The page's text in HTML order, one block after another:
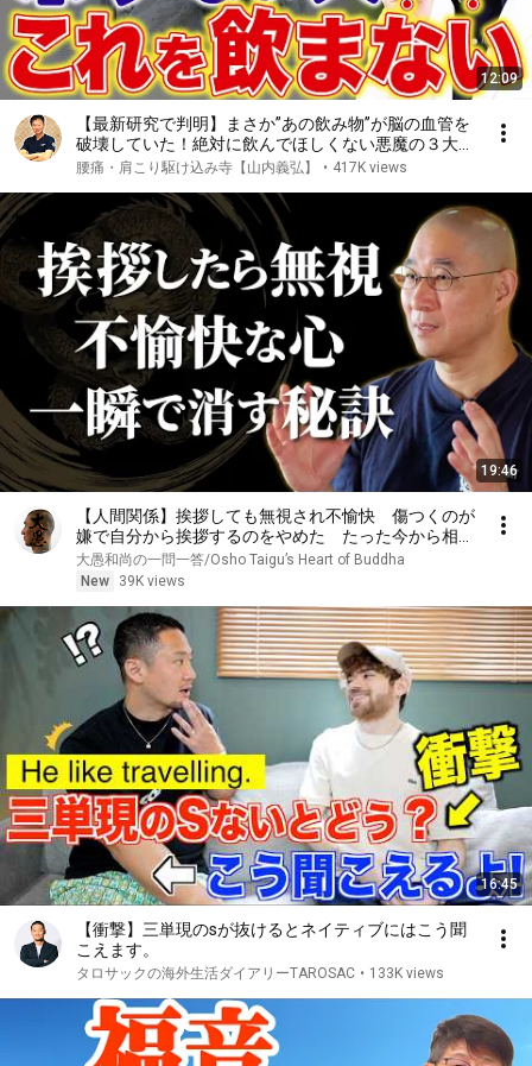
12:09
【最新研究で判明】まさか”あの飲み物”が脳の血管を
破壊していた！絶対に飲んでほしくない悪魔の３大ド
リンクと、脳の老化を予防して認知症リスクを下げる
腰痛・肩こり駆け込み寺【山内義弘】 • 417K views
19:46
【人間関係】挨拶しても無視され不愉快 傷つくのが
嫌で自分から挨拶するのをやめた たった今から相手
の返事に振り回されずに済む｢考え方｣｜大愚和尚の一
問一答
大愚和尚の一問一答/Osho Taigu’s Heart of Buddha
New
39K views
16:45
【衝撃】三単現のsが抜けるとネイティブにはこう聞
こえます。
タロサックの海外生活ダイアリーTAROSAC • 133K views